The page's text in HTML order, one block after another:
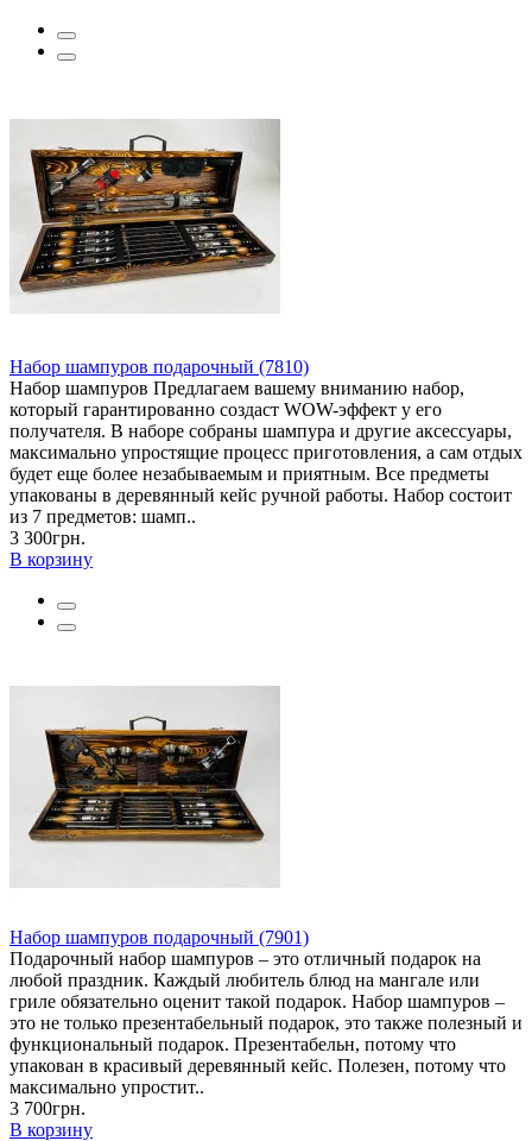
Набор шампуров подарочный (7810)
Набор шампуров Предлагаем вашему вниманию набор,
который гарантированно создаст WOW-эффект у его
получателя. В наборе собраны шампура и другие аксессуары,
максимально упростящие процесс приготовления, а сам отдых
будет еще более незабываемым и приятным. Все предметы
упакованы в деревянный кейс ручной работы. Набор состоит
из 7 предметов: шамп..
3 300грн.
В корзину
Набор шампуров подарочный (7901)
Подарочный набор шампуров – это отличный подарок на
любой праздник. Каждый любитель блюд на мангале или
гриле обязательно оценит такой подарок. Набор шампуров –
это не только презентабельный подарок, это также полезный и
функциональный подарок. Презентабельн, потому что
упакован в красивый деревянный кейс. Полезен, потому что
максимально упростит..
3 700грн.
В корзину